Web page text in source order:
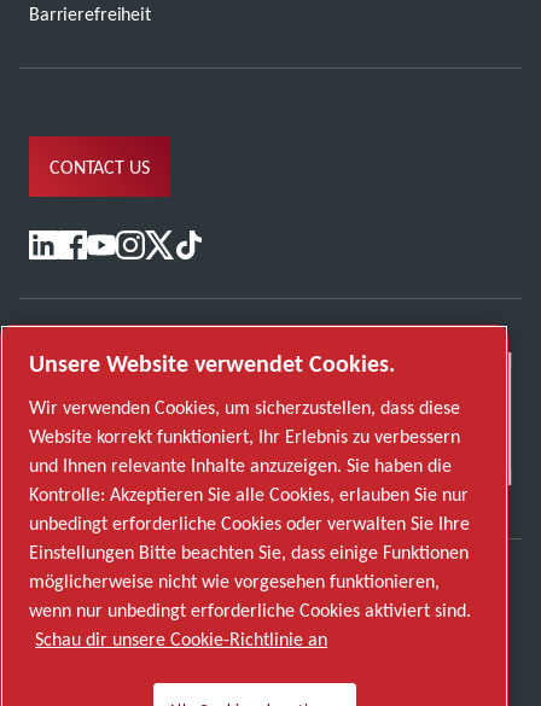
Barrierefreiheit
CONTACT US
Entdecken Sie, wie die Atlas Copco Group
Technologien ermöglicht, die die Zukunft
Besuchen Sie die Website der Atlas Copco Group
Unsere Website verwendet Cookies.
Wir verwenden Cookies, um sicherzustellen, dass diese
Website korrekt funktioniert, Ihr Erlebnis zu verbessern
und Ihnen relevante Inhalte anzuzeigen. Sie haben die
Kontrolle: Akzeptieren Sie alle Cookies, erlauben Sie nur
unbedingt erforderliche Cookies oder verwalten Sie Ihre
Einstellungen Bitte beachten Sie, dass einige Funktionen
möglicherweise nicht wie vorgesehen funktionieren,
wenn nur unbedingt erforderliche Cookies aktiviert sind.
Schau dir unsere Cookie-Richtlinie an